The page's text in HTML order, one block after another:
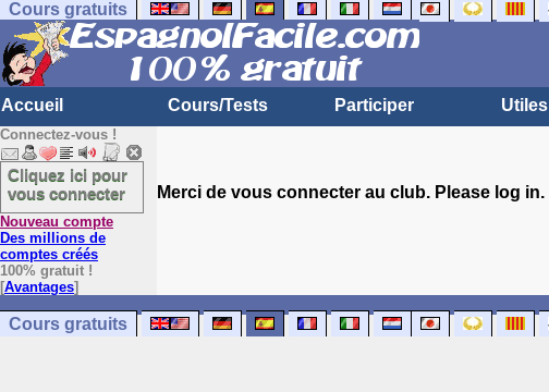
Cours gratuits
Accueil Cours/Tests Participer Utiles
Connectez-vous !
Cliquez ici pour
vous connecter
Nouveau compte
Des millions de
comptes créés
100% gratuit !
[Avantages]
Merci de vous connecter au club. Please log in.
Cours gratuits